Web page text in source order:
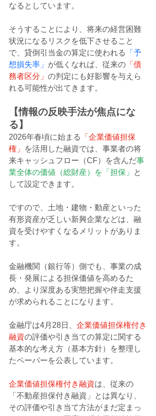
なるとしています。
そうすることにより、将来の経営困難
状況になるリスクを低下させること
で、貸倒引当金の算定に使われる
「予
想損失率」 が低くなれば、従来の 「債
務者区分」 の判定にも好影響を与えら
れる可能性が出てきます。
【情報の反映手法が焦点にな
る】
2026年春頃に始まる
「企業価値担保
権」
を活用した融資では、事業者の将
来キャッシュフロー（CF）を含んだ事
業全体の価値（総財産）を「担保」
と
して設定できます。
ですので、土地・建物・動産といった
有形資産が乏しい新興企業などは、融
資を受けやすくなるメリットがありま
す。
金融機関（銀行等）側でも、事業の成
長・発展による担保価値を高めるた
め、より深度ある実態把握や伴走支援
が求められることになります。
金融庁は4月28日、 企業価値担保権付き
融資の評価や引き当ての算定に関する
基本的な考え方（基本方針）を整理し
たペーパーを公表しています。
企業価値担保権付き融資は、従来の
「不動産担保付き融資」とは異なり、
その評価や引き当て方法がまだ定まっ